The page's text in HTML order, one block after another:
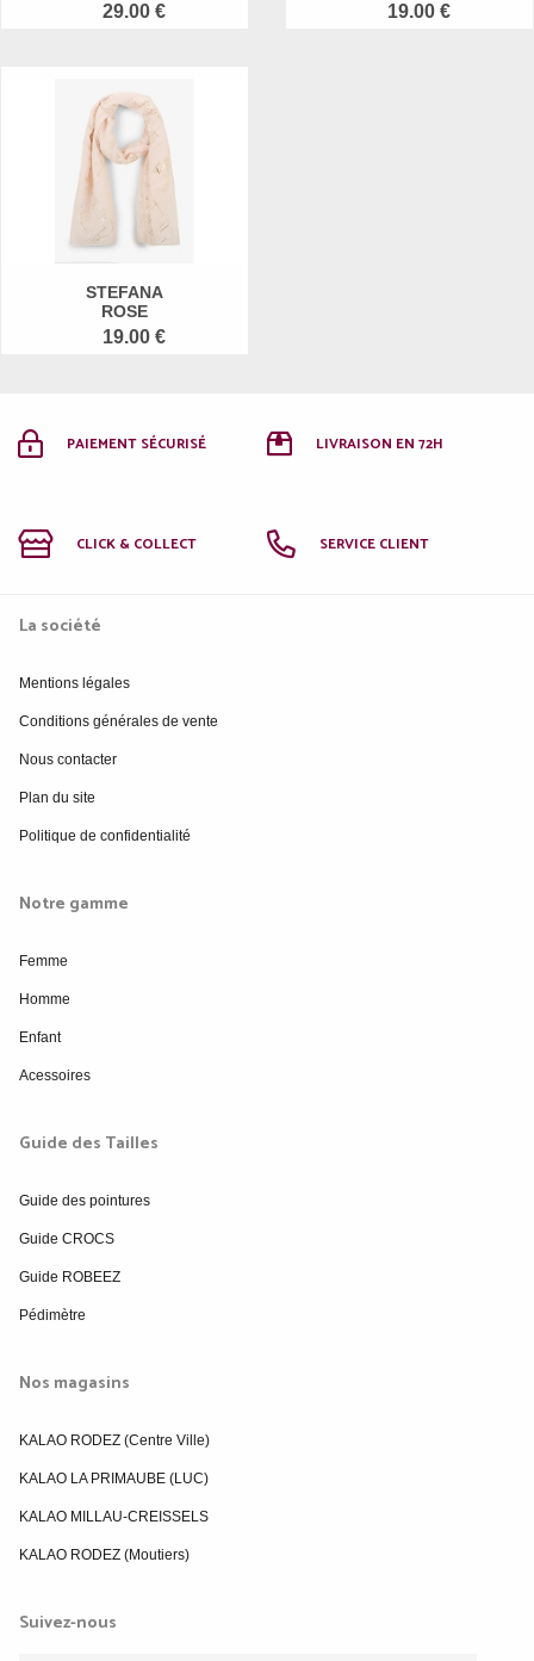
29.00 € 19.00 €
STEFANA
ROSE
19.00 €
PAIEMENT SÉCURISÉ LIVRAISON EN 72H
CLICK & COLLECT SERVICE CLIENT
La société
Mentions légales
Conditions générales de vente
Nous contacter
Plan du site
Politique de confidentialité
Notre gamme
Femme
Homme
Enfant
Acessoires
Guide des Tailles
Guide des pointures
Guide CROCS
Guide ROBEEZ
Pédimètre
Nos magasins
KALAO RODEZ (Centre Ville)
KALAO LA PRIMAUBE (LUC)
KALAO MILLAU-CREISSELS
KALAO RODEZ (Moutiers)
Suivez-nous